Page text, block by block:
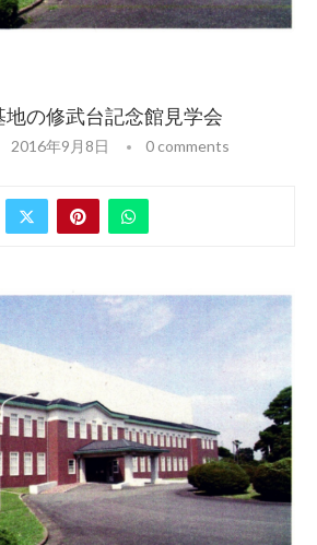
の修武台記念館見学会
2016年9月8日 0 comments